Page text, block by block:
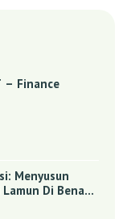
– Finance
Menyusun
Di Benan
Riau